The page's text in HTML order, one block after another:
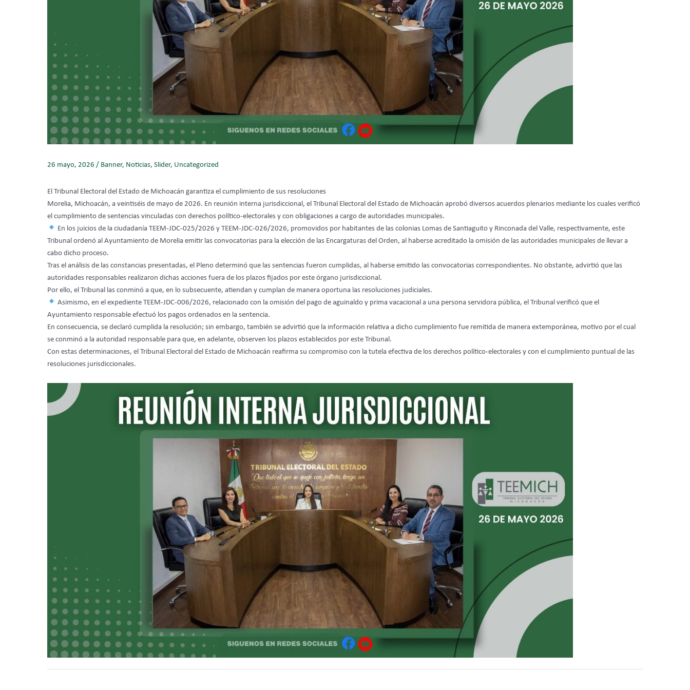
26 mayo, 2026 / Banner, Noticias, Slider, Uncategorized
El Tribunal Electoral del Estado de Michoacán garantiza el cumplimiento de sus resoluciones
Morelia, Michoacán, a veintiséis de mayo de 2026. En reunión interna jurisdiccional, el Tribunal Electoral del Estado de Michoacán aprobó diversos acuerdos plenarios mediante los cuales verificó
el cumplimiento de sentencias vinculadas con derechos político-electorales y con obligaciones a cargo de autoridades municipales.
En los juicios de la ciudadanía TEEM-JDC-025/2026 y TEEM-JDC-026/2026, promovidos por habitantes de las colonias Lomas de Santiaguito y Rinconada del Valle, respectivamente, este
Tribunal ordenó al Ayuntamiento de Morelia emitir las convocatorias para la elección de las Encargaturas del Orden, al haberse acreditado la omisión de las autoridades municipales de llevar a
cabo dicho proceso.
Tras el análisis de las constancias presentadas, el Pleno determinó que las sentencias fueron cumplidas, al haberse emitido las convocatorias correspondientes. No obstante, advirtió que las
autoridades responsables realizaron dichas acciones fuera de los plazos fijados por este órgano jurisdiccional.
Por ello, el Tribunal las conminó a que, en lo subsecuente, atiendan y cumplan de manera oportuna las resoluciones judiciales.
Asimismo, en el expediente TEEM-JDC-006/2026, relacionado con la omisión del pago de aguinaldo y prima vacacional a una persona servidora pública, el Tribunal verificó que el
Ayuntamiento responsable efectuó los pagos ordenados en la sentencia.
En consecuencia, se declaró cumplida la resolución; sin embargo, también se advirtió que la información relativa a dicho cumplimiento fue remitida de manera extemporánea, motivo por el cual
se conminó a la autoridad responsable para que, en adelante, observen los plazos establecidos por este Tribunal.
Con estas determinaciones, el Tribunal Electoral del Estado de Michoacán reafirma su compromiso con la tutela efectiva de los derechos político-electorales y con el cumplimiento puntual de las
resoluciones jurisdiccionales.